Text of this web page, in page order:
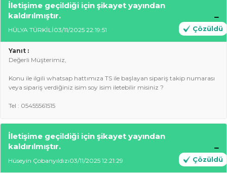
İletişime geçildiği için şikayet yayından
kaldırılmıştır.
Çözüldü
HÜLYA TÜRKİLİ03/11/2025 22:19:51
Yanıt :
Değerli Müşterimiz,
Konu ile ilgili whatsap hattımıza TS ile başlayan sipariş takip numarası
veya sipariş verdiğiniz isim soy isim iletebilir misiniz ?
Tel : 05455561515
İletişime geçildiği için şikayet yayından
kaldırılmıştır.
Çözüldü
Hüseyin Çobanyıldızı03/11/2025 12:21:29